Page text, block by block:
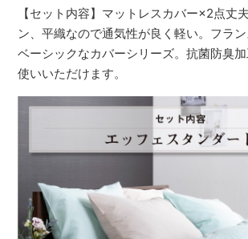
【セット内容】マットレスカバー×2点丈
ン、平織なので通気性が良く軽い。フラ
ベーシックなカバーシリーズ。抗菌防臭
使いいただけます。